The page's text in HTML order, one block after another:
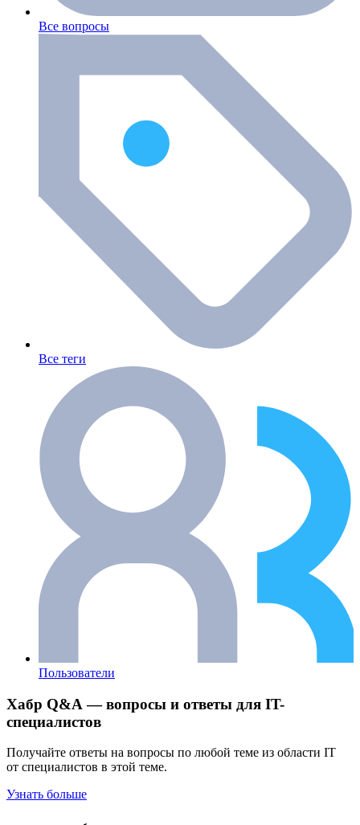
Все вопросы
Все теги
Пользователи
Хабр Q&A — вопросы и ответы для IT-
специалистов
Получайте ответы на вопросы по любой теме из области IT
от специалистов в этой теме.
Узнать больше